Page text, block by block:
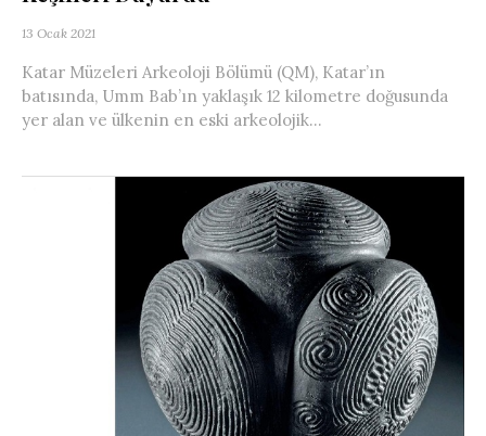
13 Ocak 2021
Katar Müzeleri Arkeoloji Bölümü (QM), Katar’ın
batısında, Umm Bab’ın yaklaşık 12 kilometre doğusunda
yer alan ve ülkenin en eski arkeolojik...